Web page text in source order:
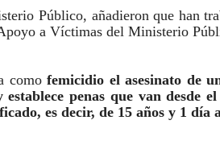
Público, añadieron que han
a Víctimas del Ministerio
como femicidio el asesinato de
establece penas que van desde
es decir, de 15 años y 1 día
Abril 21, 2026 580
se remontan al mes de octubre de 2024